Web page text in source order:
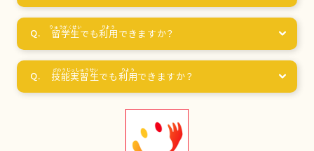
留学生でも利用 できますか？
技能実習生でも利用できますか？